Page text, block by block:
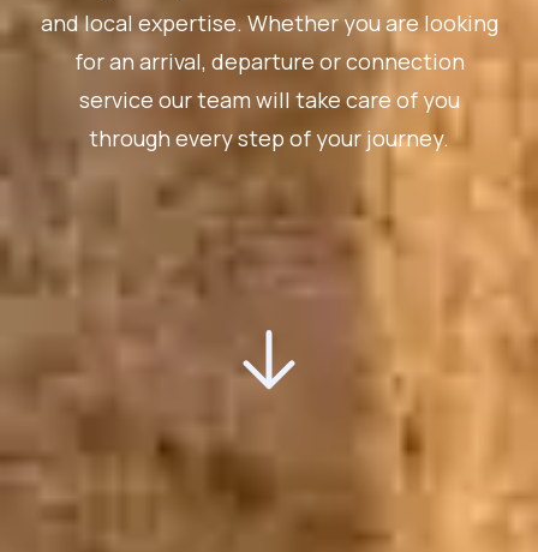
and local expertise. Whether you are looking
for an arrival, departure or connection
service our team will take care of you
through every step of your journey.